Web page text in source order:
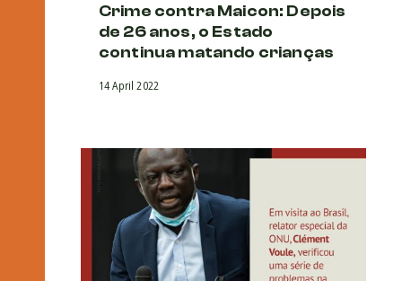
Crime contra Maicon: Depois
de 26 anos, o Estado
continua matando crianças
14 April 2022